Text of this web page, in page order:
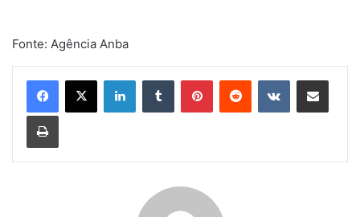
Fonte: Agência Anba
LinkedinTumblr PinterestReddit VK Compartilhar via e-mail
Imprimir